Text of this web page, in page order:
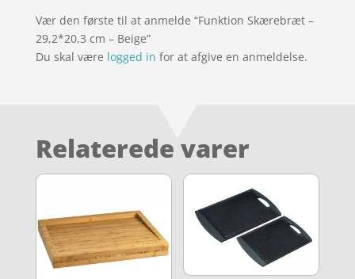
Vær den første til at anmelde “Funktion Skærebræt –
29,2*20,3 cm – Beige”
Du skal være logged in for at afgive en anmeldelse.
Relaterede varer